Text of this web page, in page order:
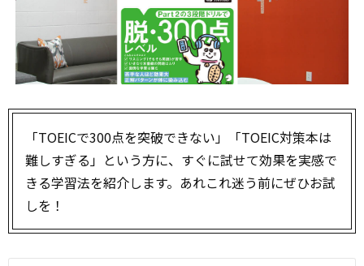
「TOEICで300点を突破できない」「TOEIC対策本は
難しすぎる」という方に、すぐに試せて効果を実感で
きる学習法を紹介します。あれこれ迷う前にぜひお試
しを！